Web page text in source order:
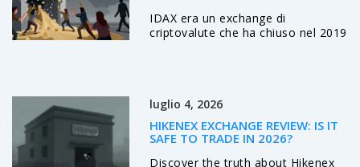
REGOLATE
IDAX era un exchange di
criptovalute che ha chiuso nel 2019
come proteggere i tuoi asset.
luglio 4, 2026
HIKENEX EXCHANGE REVIEW: IS IT
SAFE TO TRADE IN 2026?
Discover the truth about Hikenex